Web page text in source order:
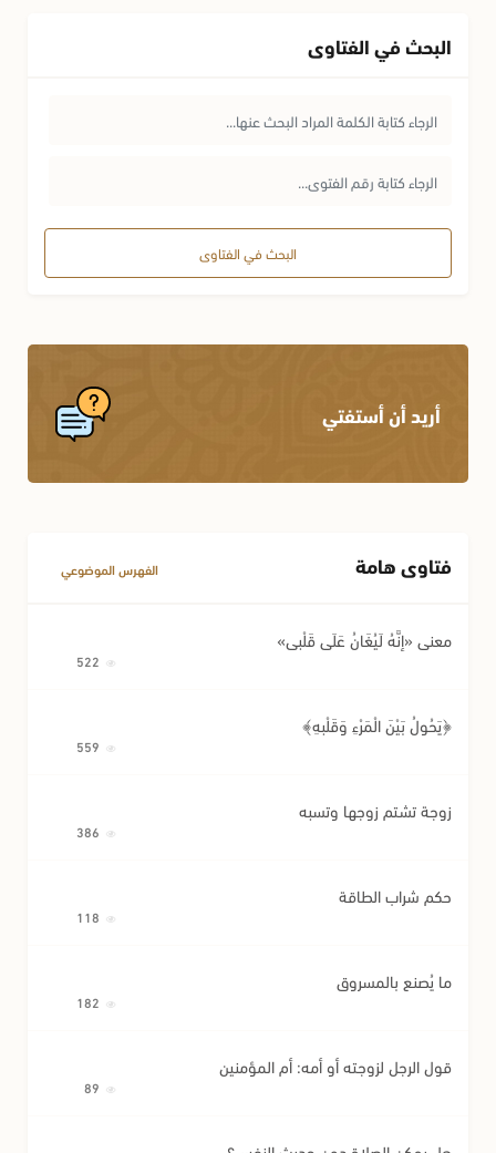
البحث في الفتاوى
البحث في الفتاوى
أريد أن أستفتي
فتاوى هامة الفهرس الموضوعي
معنى «إِنَّهُ لَيُغَانُ عَلَى قَلْبِي»
﴿يَحُولُ بَيْنَ الْمَرْءِ وَقَلْبِهِ﴾
زوجة تشتم زوجها وتسبه
حكم شراب الطاقة
ما يُصنع بالمسروق
قول الرجل لزوجته أو أمه: أم المؤمنين